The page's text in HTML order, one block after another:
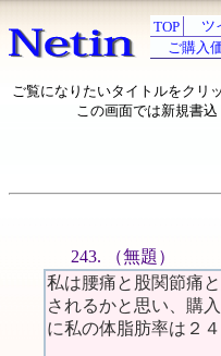
TOP ツ
ご購入
ご覧になりたいタイトルをクリ
この画面では新規書込
243. （無題）
私は腰痛と股関節痛
されるかと思い、購
に私の体脂肪率は２